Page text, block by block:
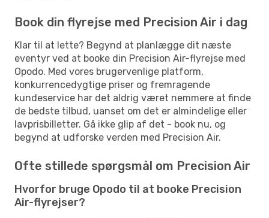
Book din flyrejse med Precision Air i dag
Klar til at lette? Begynd at planlægge dit næste
eventyr ved at booke din Precision Air-flyrejse med
Opodo. Med vores brugervenlige platform,
konkurrencedygtige priser og fremragende
kundeservice har det aldrig været nemmere at finde
de bedste tilbud, uanset om det er almindelige eller
lavprisbilletter. Gå ikke glip af det - book nu, og
begynd at udforske verden med Precision Air.
Ofte stillede spørgsmål om Precision Air
Hvorfor bruge Opodo til at booke Precision
Air-flyrejser?